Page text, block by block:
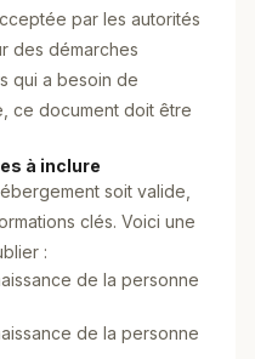
par les autorités
des démarches
qui a besoin de
ce document doit être
à inclure
soit valide,
clés. Voici une
:
de la personne
de la personne